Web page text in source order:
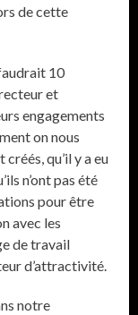
de cette
10
et
engagements
on nous
qu’il y a eu
n’ont pas été
pour être
avec les
de travail
d’attractivité.
notre